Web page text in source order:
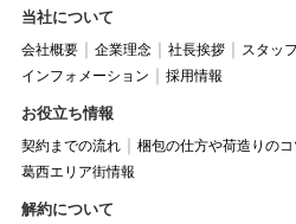
当社について
会社概要 企業理念 社長挨拶 スタッ
インフォメーション
採用情報
お役立ち情報
契約までの流れ 梱包の仕方や荷造りのコ
葛西エリア街情報
解約について